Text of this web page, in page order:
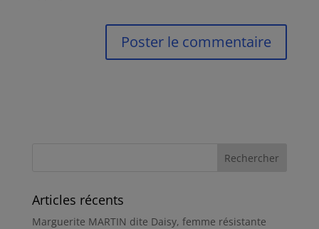
Articles récents
Marguerite MARTIN dite Daisy, femme résistante